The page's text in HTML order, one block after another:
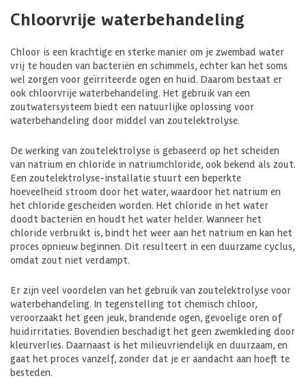
Chloorvrije waterbehandeling
Chloor is een krachtige en sterke manier om je zwembad water
vrij te houden van bacteriën en schimmels, echter kan het soms
wel zorgen voor geïrriteerde ogen en huid. Daarom bestaat er
ook chloorvrije waterbehandeling. Het gebruik van een
zoutwatersysteem biedt een natuurlijke oplossing voor
waterbehandeling door middel van zoutelektrolyse.
De werking van zoutelektrolyse is gebaseerd op het scheiden
van natrium en chloride in natriumchloride, ook bekend als zout.
Een zoutelektrolyse-installatie stuurt een beperkte
hoeveelheid stroom door het water, waardoor het natrium en
het chloride gescheiden worden. Het chloride in het water
doodt bacteriën en houdt het water helder. Wanneer het
chloride verbruikt is, bindt het weer aan het natrium en kan het
proces opnieuw beginnen. Dit resulteert in een duurzame cyclus,
omdat zout niet verdampt.
Er zijn veel voordelen van het gebruik van zoutelektrolyse voor
waterbehandeling. In tegenstelling tot chemisch chloor,
veroorzaakt het geen jeuk, brandende ogen, gevoelige oren of
huidirritaties. Bovendien beschadigt het geen zwemkleding door
kleurverlies. Daarnaast is het milieuvriendelijk en duurzaam, en
gaat het proces vanzelf, zonder dat je er aandacht aan hoeft te
besteden.